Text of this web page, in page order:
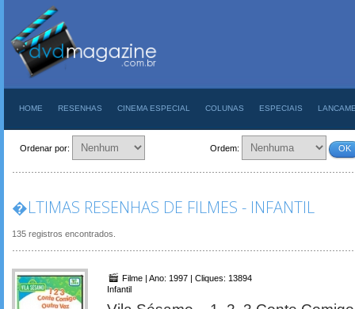
HOME RESENHAS CINEMA ESPECIAL COLUNAS ESPECIAIS
Ordenar por: Ordem: OK
�LTIMAS RESENHAS DE FILMES - INFANTIL
135 registros encontrados.
Filme | Ano: 1997 | Cliques: 13894
Infantil